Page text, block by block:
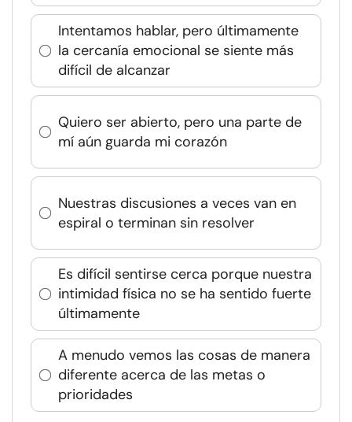
Intentamos hablar, pero últimamente
la cercanía emocional se siente más
difícil de alcanzar
Quiero ser abierto, pero una parte de
mí aún guarda mi corazón
Nuestras discusiones a veces van en
espiral o terminan sin resolver
Es difícil sentirse cerca porque nuestra
intimidad física no se ha sentido fuerte
últimamente
A menudo vemos las cosas de manera
diferente acerca de las metas o
prioridades